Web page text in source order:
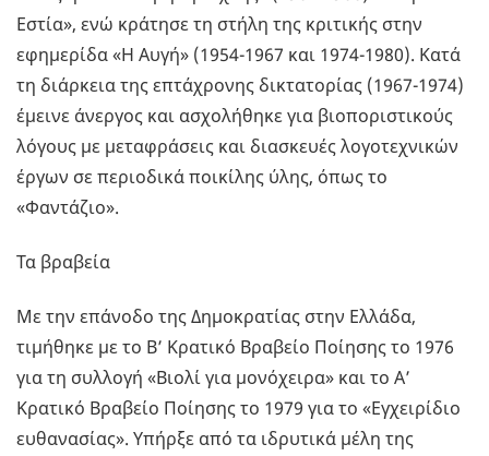
Εστία», ενώ κράτησε τη στήλη της κριτικής στην
εφημερίδα «Η Αυγή» (1954-1967 και 1974-1980). Κατά
τη διάρκεια της επτάχρονης δικτατορίας (1967-1974)
έμεινε άνεργος και ασχολήθηκε για βιοποριστικούς
λόγους με μεταφράσεις και διασκευές λογοτεχνικών
έργων σε περιοδικά ποικίλης ύλης, όπως το
«Φαντάζιο».
Τα βραβεία
Με την επάνοδο της Δημοκρατίας στην Ελλάδα,
τιμήθηκε με το Β’ Κρατικό Βραβείο Ποίησης το 1976
για τη συλλογή «Βιολί για μονόχειρα» και το Α’
Κρατικό Βραβείο Ποίησης το 1979 για το «Εγχειρίδιο
ευθανασίας». Υπήρξε από τα ιδρυτικά μέλη της